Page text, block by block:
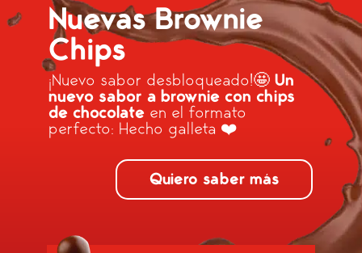
Nuevas Brownie
Chips
¡Nuevo sabor desbloqueado!🤩 Un
nuevo sabor a brownie con chips
de chocolate en el formato
perfecto: Hecho galleta ❤️
Quiero saber más